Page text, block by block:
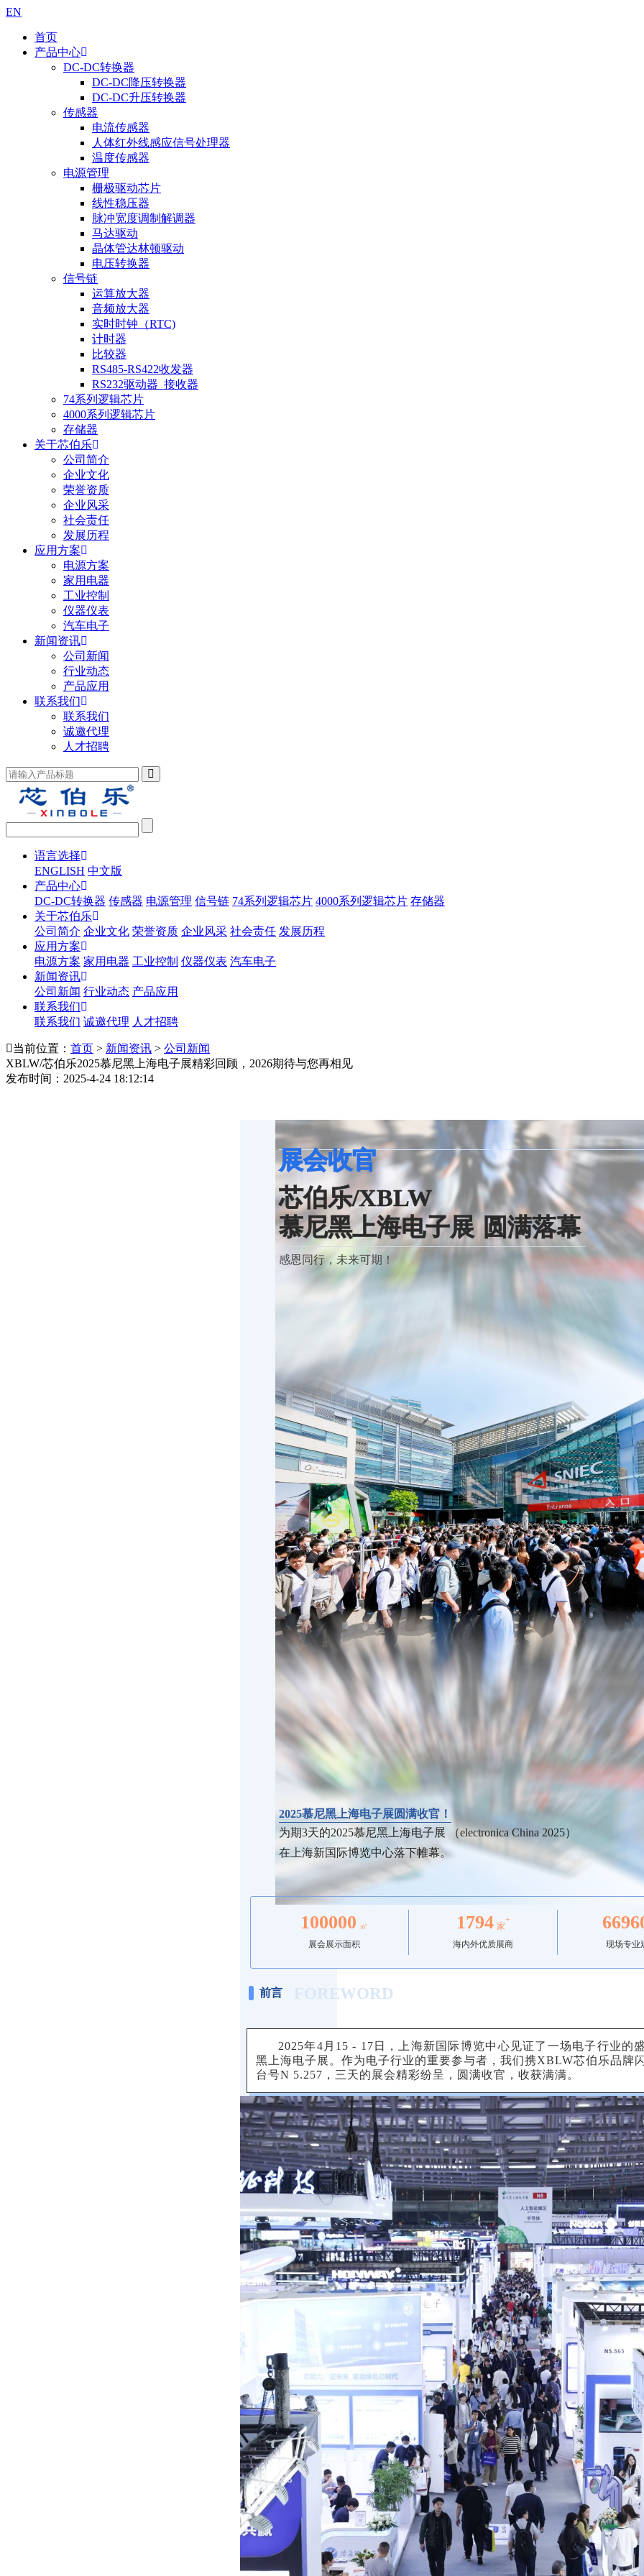
EN
首页
产品中心
DC-DC转换器
DC-DC降压转换器
DC-DC升压转换器
传感器
电流传感器
人体红外线感应信号处理器
温度传感器
电源管理
栅极驱动芯片
线性稳压器
脉冲宽度调制解调器
马达驱动
晶体管达林顿驱动
电压转换器
信号链
运算放大器
音频放大器
实时时钟（RTC)
计时器
比较器
RS485-RS422收发器
RS232驱动器_接收器
74系列逻辑芯片
4000系列逻辑芯片
存储器
关于芯伯乐
公司简介
企业文化
荣誉资质
企业风采
社会责任
发展历程
应用方案
电源方案
家用电器
工业控制
仪器仪表
汽车电子
新闻资讯
公司新闻
行业动态
产品应用
联系我们
联系我们
诚邀代理
人才招聘
语言选择
ENGLISH 中文版
产品中心
DC-DC转换器 传感器 电源管理 信号链 74系列逻辑芯片 4000系列逻辑芯片 存储器
关于芯伯乐
公司简介 企业文化 荣誉资质 企业风采 社会责任 发展历程
应用方案
电源方案 家用电器 工业控制 仪器仪表 汽车电子
新闻资讯
公司新闻 行业动态 产品应用
联系我们
联系我们 诚邀代理 人才招聘
当前位置： 首页 > 新闻资讯 > 公司新闻
XBLW/芯伯乐2025慕尼黑上海电子展精彩回顾，2026期待与您再相见
发布时间：2025-4-24 18:12:14
展会收官
芯伯乐/XBLW
慕尼黑上海电子展 圆满落幕
感恩同行，未来可期！
2025慕尼黑上海电子展圆满收官！
为期3天的2025慕尼黑上海电子展 （electronica China 2025）
在上海新国际博览中心落下帷幕。
100000 ㎡
展会展示面积
1794 家
+
海内外优质展商 现场专业
前言 FOREWORD
2025年4月15 - 17日，上海新国际博览中心见证了一场电子行业
黑上海电子展。作为电子行业的重要参与者，我们携XBLW芯伯乐品牌
台号N 5.257，三天的展会精彩纷呈，圆满收官，收获满满。